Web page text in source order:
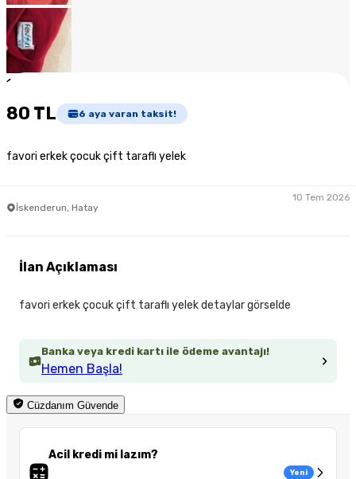
1
80 TL 6 aya varan taksit!
favori erkek çocuk çift taraflı yelek
İskenderun, Hatay
10 Tem 2026
Banka veya kredi kartı ile ödeme avantajı!
Hemen Başla!
Cüzdanım Güvende
Acil kredi mi lazım?
Yeni
İlan Açıklaması
favori erkek çocuk çift taraflı yelek detaylar görselde